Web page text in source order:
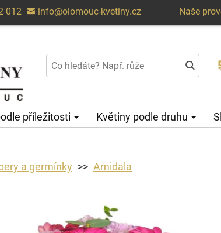
012 info@olomouc-kvetiny.cz Naše
příležitosti Květiny podle druhu
a germínky Amidala